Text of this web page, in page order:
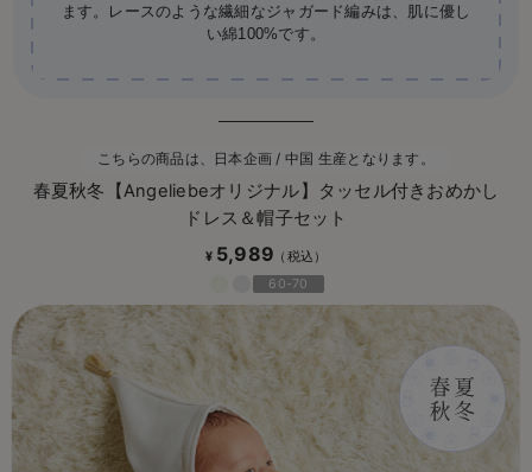
ます。レースのような繊細なジャガード編みは、肌に優し
い綿100%です。
こちらの商品は、日本企画 / 中国 生産となります。
春夏秋冬【Angeliebeオリジナル】タッセル付きおめかし
ドレス＆帽子セット
¥ 5,989
60-70